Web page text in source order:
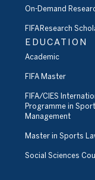
On-Demand
FIFA Research
EDUCATION
Academic
FIFA Master
FIFA/CIES
Programme in
Management
Master in Sports
Social Sciences